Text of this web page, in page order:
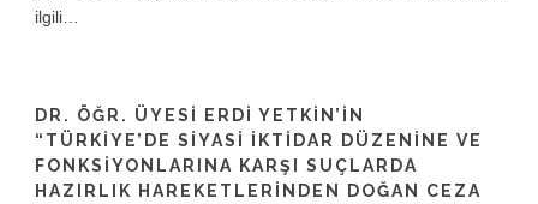
ilgili…
DR. ÖĞR. ÜYESI ERDI YETKIN’IN
“TÜRKIYE’DE SIYASI İKTIDAR DÜZENINE VE
FONKSIYONLARINA KARŞI SUÇLARDA
HAZIRLIK HAREKETLERINDEN DOĞAN CEZA